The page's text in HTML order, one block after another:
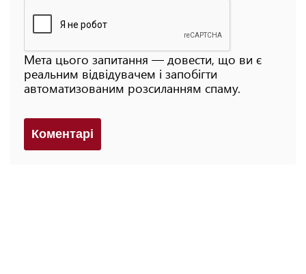
Мета цього запитання — довести, що ви є
реальним відвідувачем і запобігти
автоматизованим розсиланням спаму.
Коментарi